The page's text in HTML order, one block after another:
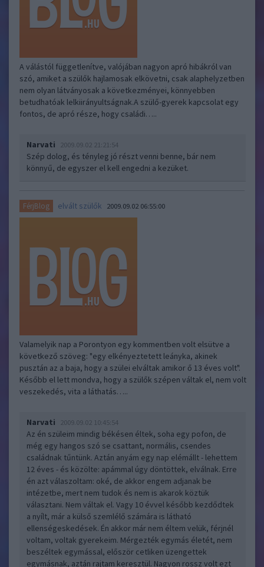
A válástól függetlenítve, valójában nagyon apró hibákról van
szó, amiket a szülők hajlamosak elkövetni, csak alaphelyzetben
nem olyan látványosak a következményei, könnyebben
betudhatóak lelkiirányultságnak.A szülő-gyerek kapcsolat egy
fontos, de apró része, hogy családi…..
Narvati 2009.09.02 21:21:54
Szép dolog, és tényleg jó részt venni benne, bár nem
könnyű, de egyszer el kell engedni a kezüket.
FérjBlog elvált szülők 2009.09.02 06:55:00
Valamelyik nap a Porontyon egy kommentben volt elsütve a
következő szöveg: "egy elkényeztetett leányka, akinek
pusztán az a baja, hogy a szülei elváltak amikor ő 13 éves volt".
Később el lett mondva, hogy a szülők szépen váltak el, nem volt
veszekedés, vita a láthatás…..
Narvati 2009.09.02 10:45:54
Az én szüleim mindig békésen éltek, soha egy pofon, de
még egy hangos szó se csattant, normális, csendes
családnak tűntünk. Aztán anyám egy nap elémállt - lehettem
12 éves - és közölte: apámmal úgy döntöttek, elválnak. Erre
én azt válaszoltam: oké, de akkor engem adjanak be
intézetbe, mert nem tudok és nem is akarok köztük
választani. Nem váltak el. Vagy 10 évvel később kezdődtek
a nyílt, már a külső szemlélő számára is látható
ellenségeskedések. Én akkor már nem éltem velük, férjnél
voltam, voltak gyerekeim. Mérgezték egymás életét, nem
beszéltek egymással, először cetliken üzengettek
egymásnak, aztán rajtam keresztül. Nagyon rossz volt ezt